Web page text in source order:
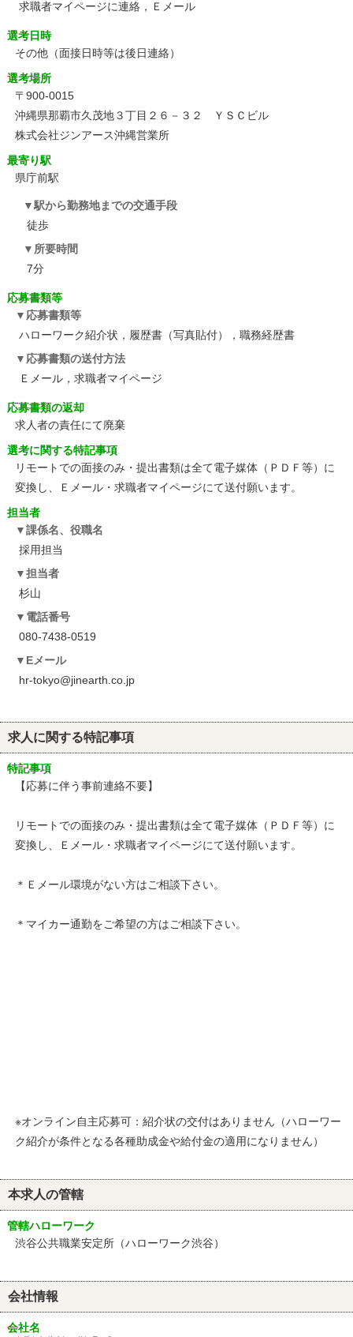
求職者マイページに連絡，Ｅメール
選考日時
その他（面接日時等は後日連絡）
選考場所
〒900-0015
沖縄県那覇市久茂地３丁目２６－３２ ＹＳＣビル
株式会社ジンアース沖縄営業所
最寄り駅
県庁前駅
駅から勤務地までの交通手段
徒歩
所要時間
7分
応募書類等
応募書類等
ハローワーク紹介状，履歴書（写真貼付），職務経歴書
応募書類の送付方法
Ｅメール，求職者マイページ
応募書類の返却
求人者の責任にて廃棄
選考に関する特記事項
リモートでの面接のみ・提出書類は全て電子媒体（ＰＤＦ等）に
変換し、Ｅメール・求職者マイページにて送付願います。
担当者
課係名、役職名
採用担当
担当者
杉山
電話番号
080-7438-0519
Eメール
hr-tokyo@jinearth.co.jp
求人に関する特記事項
特記事項
【応募に伴う事前連絡不要】
リモートでの面接のみ・提出書類は全て電子媒体（ＰＤＦ等）に
変換し、Ｅメール・求職者マイページにて送付願います。
＊Ｅメール環境がない方はご相談下さい。
＊マイカー通勤をご希望の方はご相談下さい。
※オンライン自主応募可：紹介状の交付はありません（ハローワー
ク紹介が条件となる各種助成金や給付金の適用になりません）
本求人の管轄
管轄ハローワーク
渋谷公共職業安定所（ハローワーク渋谷）
会社情報
会社名